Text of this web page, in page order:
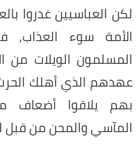
لكن العباسيين غدروا
الأمة سوء العذاب,
المسلمون الويلات من
عهدهم الذي أهلك
بهم يلاقوا أضعاف
المآسي والمحن من قبل